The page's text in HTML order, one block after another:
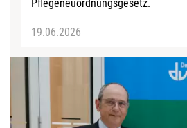
Pflegeneuordnungsgesetz.
19.06.2026